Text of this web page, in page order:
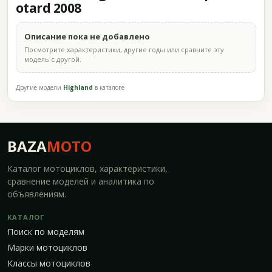
otard 2008
Описание пока не добавлено
Посмотрите характеристики, другие годы или сравните эту
модель с другой.
Другие модели Highland в каталоге
BAZAMOTO
Каталог мотоциклов, характеристики,
сравнение моделей и аналитика по
объявлениям.
КАТАЛОГ
Поиск по моделям
Марки мотоциклов
Классы мотоциклов